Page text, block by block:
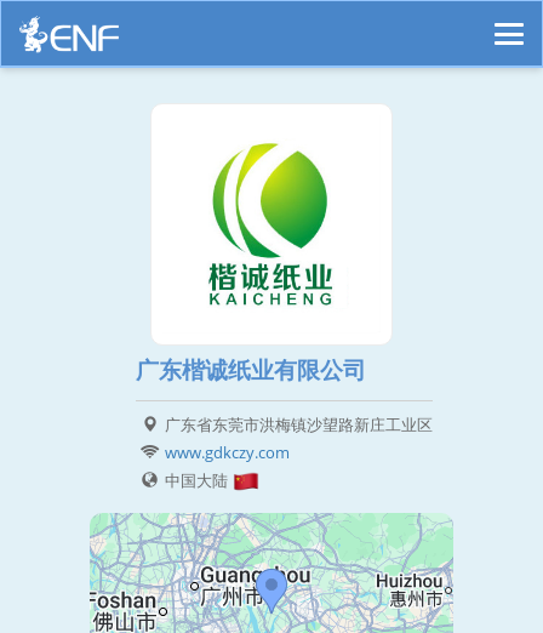
广东楷诚纸业有限公司
广东省东莞市洪梅镇沙望路新庄工业区
www.gdkczy.com
中国大陆